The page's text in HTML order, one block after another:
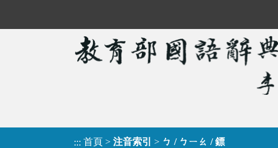
::: 首頁 > 注音索引 > ㄅ / ㄅㄧㄠ / 鏢